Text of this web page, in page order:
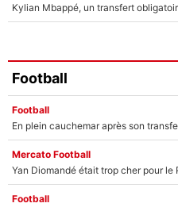
Kylian Mbappé, un transfert
Football
Football
Mercato Football
Football